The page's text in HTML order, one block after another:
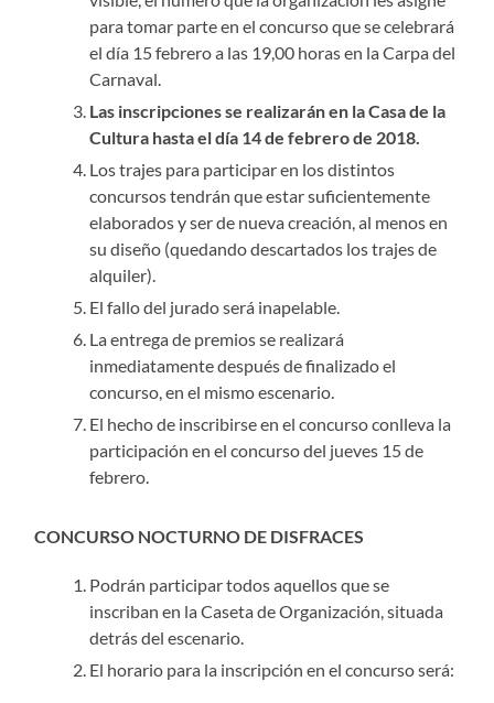
para tomar parte en el concurso que se celebrará
el día 15 febrero a las 19,00 horas en la Carpa del
Carnaval.
Las inscripciones se realizarán en la Casa de la
Cultura hasta el día 14 de febrero de 2018.
Los trajes para participar en los distintos
concursos tendrán que estar suficientemente
elaborados y ser de nueva creación, al menos en
su diseño (quedando descartados los trajes de
alquiler).
El fallo del jurado será inapelable.
La entrega de premios se realizará
inmediatamente después de finalizado el
concurso, en el mismo escenario.
El hecho de inscribirse en el concurso conlleva la
participación en el concurso del jueves 15 de
febrero.
CONCURSO NOCTURNO DE DISFRACES
Podrán participar todos aquellos que se
inscriban en la Caseta de Organización, situada
detrás del escenario.
El horario para la inscripción en el concurso será: